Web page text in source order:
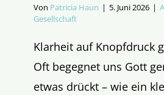
Von Patricia Haun | 5. Juni 2026 |
Gesellschaft
Klarheit auf Knopfdruck
Oft begegnet uns Gott
etwas drückt – wie ein